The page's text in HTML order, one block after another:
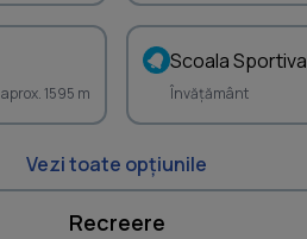
aprox. 1595 m
Scoala Sportiva
Învățământ
Vezi toate opțiunile
Recreere